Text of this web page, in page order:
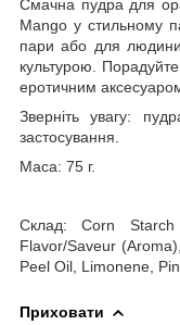
Смачна пудра для
Mango у стильному
пари або для
культурою.
еротичним
Зверніть увагу:
застосування.
Маса: 75 г.
Склад: Corn
Flavor/Saveur
Peel Oil, Limonene,
Приховати